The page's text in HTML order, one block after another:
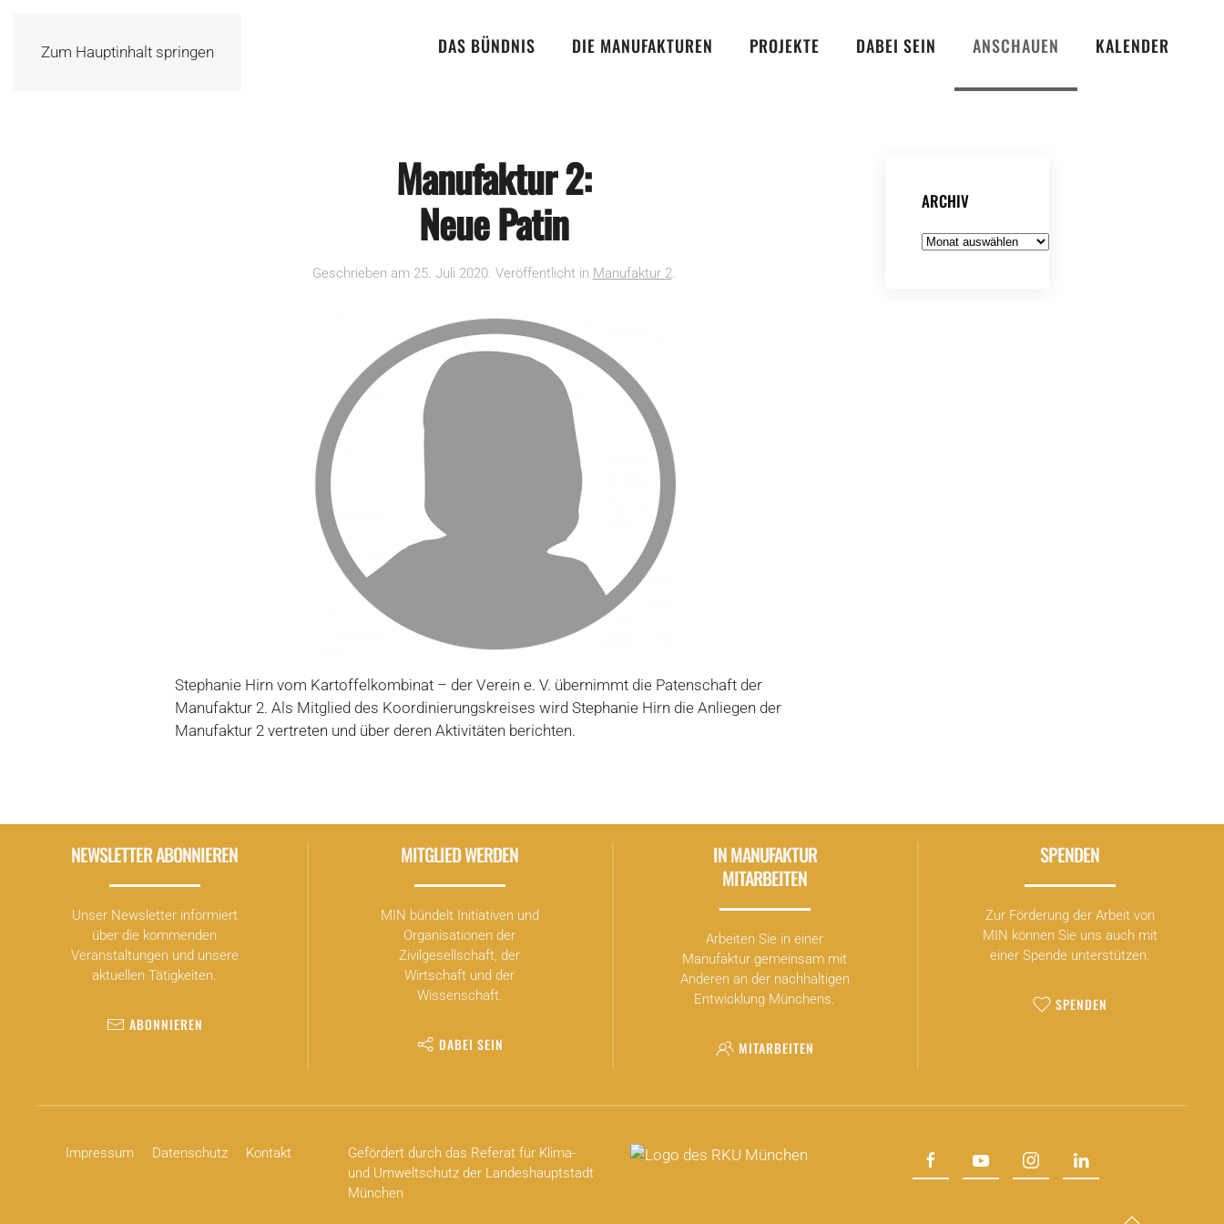
Zum Hauptinhalt springen DAS BÜNDNIS DIE MANUFAKTUREN PROJEKTE DABEI SEIN ANSCHAUEN KALENDER
Manufaktur 2:
Neue Patin
Geschrieben am 25. Juli 2020. Veröffentlicht in Manufaktur 2.
Stephanie Hirn vom Kartoffelkombinat – der Verein e. V. übernimmt die Patenschaft der
Manufaktur 2. Als Mitglied des Koordinierungskreises wird Stephanie Hirn die Anliegen der
Manufaktur 2 vertreten und über deren Aktivitäten berichten.
ARCHIV
Archiv
NEWSLETTER ABONNIEREN
Unser Newsletter informiert
über die kommenden
Veranstaltungen und unsere
aktuellen Tätigkeiten.
ABONNIEREN
MITGLIED WERDEN
MIN bündelt Initiativen und
Organisationen der
Zivilgesellschaft, der
Wirtschaft und der
Wissenschaft.
DABEI SEIN
IN MANUFAKTUR
MITARBEITEN
Arbeiten Sie in einer
Manufaktur gemeinsam mit
Anderen an der nachhaltigen
Entwicklung Münchens.
MITARBEITEN
SPENDEN
Zur Förderung der Arbeit von
MIN können Sie uns auch mit
einer Spende unterstützen.
SPENDEN
Impressum Datenschutz Kontakt
Gefördert durch das Referat für Klima-
und Umweltschutz der Landeshauptstadt
München